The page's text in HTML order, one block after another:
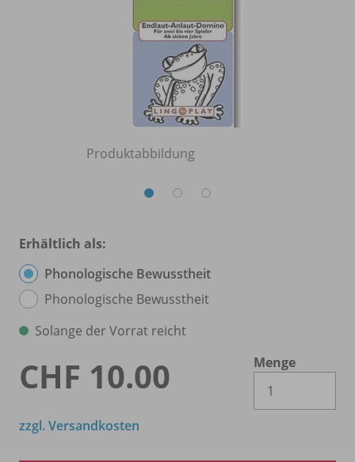
Produktabbildung
Erhältlich als:
Phonologische Bewusstheit
Phonologische Bewusstheit
Solange der Vorrat reicht
CHF 10.00
Menge
zzgl. Versandkosten